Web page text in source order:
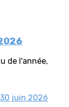
de l'année,